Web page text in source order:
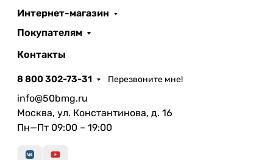
Интернет-магазин
Покупателям
Контакты
8 800 302-73-31 Перезвоните мне!
info@50bmg.ru
Москва, ул. Константинова, д. 16
Пн—Пт 09:00 – 19:00